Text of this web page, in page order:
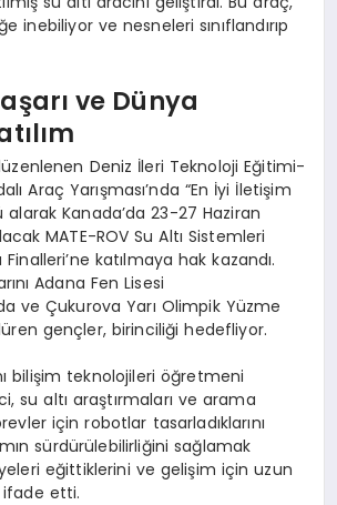
inebiliyor ve nesneleri sınıflandırıp
ve Dünya
düzenlenen Deniz İleri Teknoloji Eğitimi-
Araç Yarışması’nda “En İyi İletişim
alarak Kanada’da 23-27 Haziran
MATE-ROV Su Altı Sistemleri
Finalleri’ne katılmaya hak kazandı.
Adana Fen Lisesi
ve Çukurova Yarı Olimpik Yüzme
gençler, birinciliği hedefliyor.
bilişim teknolojileri öğretmeni
su altı araştırmaları ve arama
için robotlar tasarladıklarını
sürdürülebilirliğini sağlamak
eğittiklerini ve gelişim için uzun
etti.